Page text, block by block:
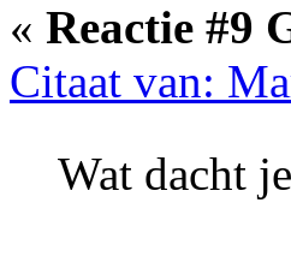
« Reactie #9
Citaat van:
Wat dacht